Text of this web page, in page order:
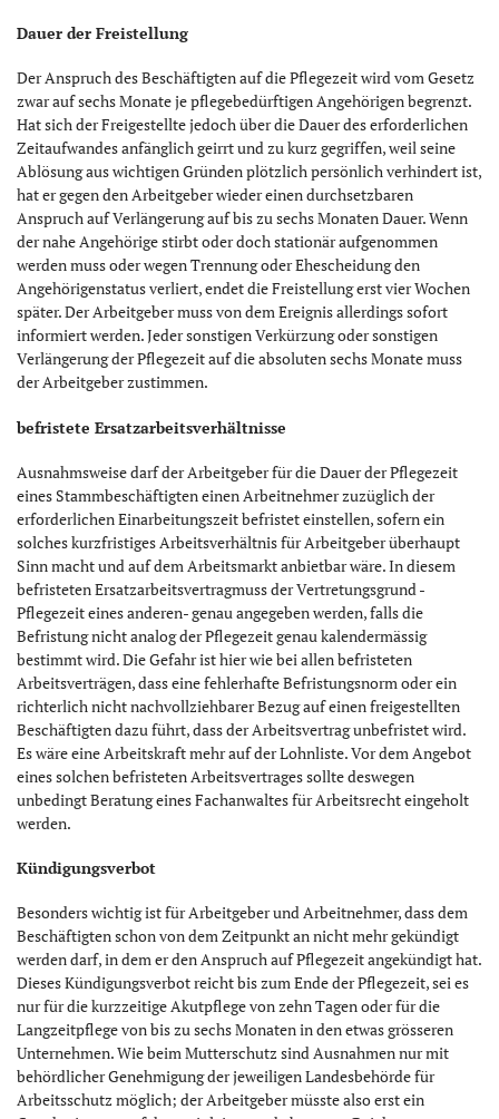
Dauer der Freistellung
Der Anspruch des Beschäftigten auf die Pflegezeit wird vom Gesetz
zwar auf sechs Monate je pflegebedürftigen Angehörigen begrenzt.
Hat sich der Freigestellte jedoch über die Dauer des erforderlichen
Zeitaufwandes anfänglich geirrt und zu kurz gegriffen, weil seine
Ablösung aus wichtigen Gründen plötzlich persönlich verhindert ist,
hat er gegen den Arbeitgeber wieder einen durchsetzbaren
Anspruch auf Verlängerung auf bis zu sechs Monaten Dauer. Wenn
der nahe Angehörige stirbt oder doch stationär aufgenommen
werden muss oder wegen Trennung oder Ehescheidung den
Angehörigenstatus verliert, endet die Freistellung erst vier Wochen
später. Der Arbeitgeber muss von dem Ereignis allerdings sofort
informiert werden. Jeder sonstigen Verkürzung oder sonstigen
Verlängerung der Pflegezeit auf die absoluten sechs Monate muss
der Arbeitgeber zustimmen.
befristete Ersatzarbeitsverhältnisse
Ausnahmsweise darf der Arbeitgeber für die Dauer der Pflegezeit
eines Stammbeschäftigten einen Arbeitnehmer zuzüglich der
erforderlichen Einarbeitungszeit befristet einstellen, sofern ein
solches kurzfristiges Arbeitsverhältnis für Arbeitgeber überhaupt
Sinn macht und auf dem Arbeitsmarkt anbietbar wäre. In diesem
befristeten Ersatzarbeitsvertragmuss der Vertretungsgrund -
Pflegezeit eines anderen- genau angegeben werden, falls die
Befristung nicht analog der Pflegezeit genau kalendermässig
bestimmt wird. Die Gefahr ist hier wie bei allen befristeten
Arbeitsverträgen, dass eine fehlerhafte Befristungsnorm oder ein
richterlich nicht nachvollziehbarer Bezug auf einen freigestellten
Beschäftigten dazu führt, dass der Arbeitsvertrag unbefristet wird.
Es wäre eine Arbeitskraft mehr auf der Lohnliste. Vor dem Angebot
eines solchen befristeten Arbeitsvertrages sollte deswegen
unbedingt Beratung eines Fachanwaltes für Arbeitsrecht eingeholt
werden.
Kündigungsverbot
Besonders wichtig ist für Arbeitgeber und Arbeitnehmer, dass dem
Beschäftigten schon von dem Zeitpunkt an nicht mehr gekündigt
werden darf, in dem er den Anspruch auf Pflegezeit angekündigt hat.
Dieses Kündigungsverbot reicht bis zum Ende der Pflegezeit, sei es
nur für die kurzzeitige Akutpflege von zehn Tagen oder für die
Langzeitpflege von bis zu sechs Monaten in den etwas grösseren
Unternehmen. Wie beim Mutterschutz sind Ausnahmen nur mit
behördlicher Genehmigung der jeweiligen Landesbehörde für
Arbeitsschutz möglich; der Arbeitgeber müsste also erst ein